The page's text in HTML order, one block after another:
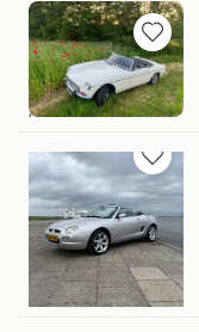
Bewaren
in
Mijn
Favorieten
hm
Anderen
Bewaren
in
Mijn
Favorieten
Stef Udema
Winschoten